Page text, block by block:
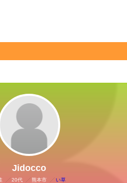
Jidocco
20代 熊本市 い草